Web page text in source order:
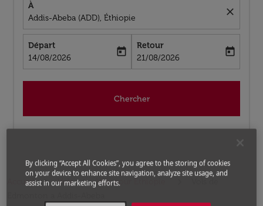
À
Addis-Abeba (ADD), Éthiopie
close
Départ
fc-booking-departure-date-aria-label
14/08/2026
today
Retour
fc-booking-return-date-aria-label
21/08/2026
today
Chercher
Accueil Vols Vols pour Éthiopie
By clicking “Accept All Cookies”, you agree to the storing of cookies
on your device to enhance site navigation, analyze site usage, and
assist in our marketing efforts.